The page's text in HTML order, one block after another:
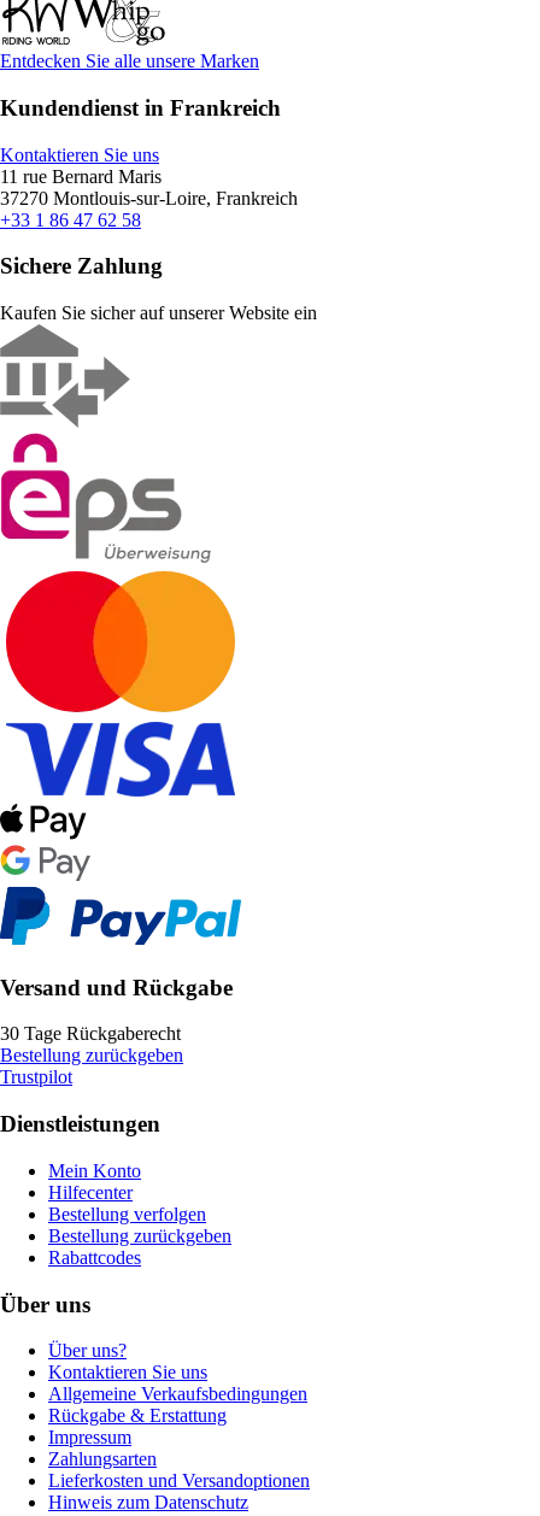
Entdecken Sie alle unsere Marken
Kundendienst in Frankreich
Kontaktieren Sie uns
11 rue Bernard Maris
37270 Montlouis-sur-Loire, Frankreich
+33 1 86 47 62 58
Sichere Zahlung
Kaufen Sie sicher auf unserer Website ein
Versand und Rückgabe
30 Tage Rückgaberecht
Bestellung zurückgeben
Trustpilot
Dienstleistungen
Mein Konto
Hilfecenter
Bestellung verfolgen
Bestellung zurückgeben
Rabattcodes
Über uns
Über uns?
Kontaktieren Sie uns
Allgemeine Verkaufsbedingungen
Rückgabe & Erstattung
Impressum
Zahlungsarten
Lieferkosten und Versandoptionen
Hinweis zum Datenschutz